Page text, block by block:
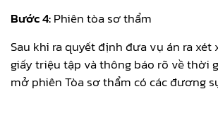
Bước 4:Phiên tòa sơ thẩm
Sau khi ra quyết định đưa vụ án ra xét
giấy triệu tập và thông báo rõ về thời
mở phiên Tòa sơ thẩm có các đương